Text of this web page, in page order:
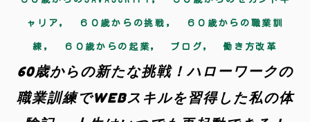
ャリア , ６０歳からの挑戦 , ６０歳からの職業訓
練 , ６０歳からの起業, ブログ ,働き方改革
60歳からの新たな挑戦！ハローワークの
職業訓練でWEBスキルを習得した私の体